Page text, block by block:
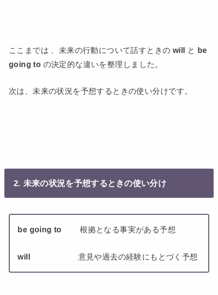
ここまでは 、未来の行動について話すときの will と be
going to の決定的な違いを整理しました。
次は、未来の状況を予想するときの使い分けです。
2. 未来の状況を予想するときの使い分け
be going to根拠となる事実がある予想
will 意見や過去の経験にもとづく予想